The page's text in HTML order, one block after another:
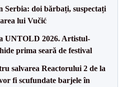
Serbia: doi bărbați, suspectați
lui Vučić
UNTOLD 2026. Artistul-
prima seară de festival
salvarea Reactorului 2 de la
fi scufundate barjele în